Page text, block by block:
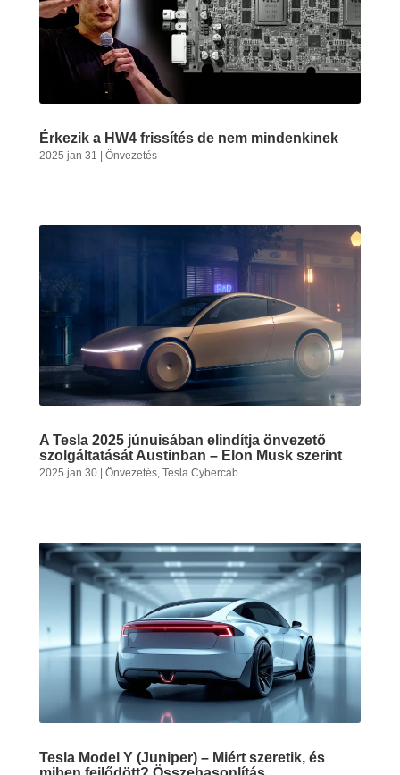
Érkezik a HW4 frissítés de nem mindenkinek
2025 jan 31 Önvezetés
A Tesla 2025 júnuisában elindítja önvezető
szolgáltatását Austinban – Elon Musk szerint
2025 jan 30| Önvezetés, Tesla Cybercab
Tesla Model Y (Juniper) – Miért szeretik, és